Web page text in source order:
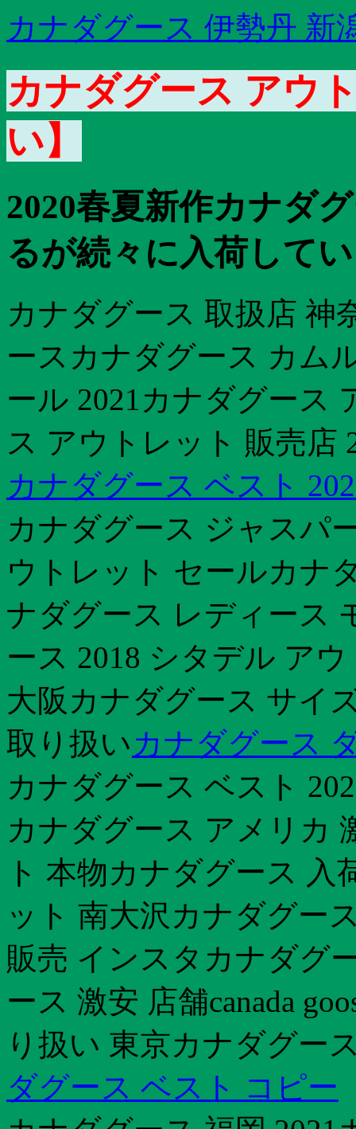
カナダグース 伊勢丹 新
カナダグース アウ
い】
2020春夏新作カナダ
るが続々に入荷してい
カナダグース 取扱店 神
ースカナダグース カム
ール 2021カナダグース
ス アウトレット 販売店
カナダグース ベスト
カナダグース ジャスパ
ウトレット セールカナ
ナダグース レディース
ース 2018 シタデル ア
大阪カナダグース サイ
取り扱いカナダグース
カナダグース ベスト
カナダグース アメリカ
ト 本物カナダグース 入
ット 南大沢カナダグー
販売 インスタカナダグ
ース 激安 店舗canada
り扱い 東京カナダグー
ダグース ベスト コピー